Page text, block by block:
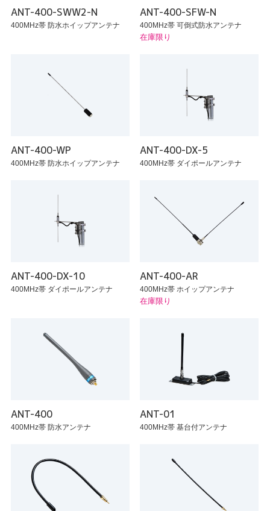
ANT-400-SWW2-N
400MHz帯 防水ホイップアンテナ
ANT-400-SFW-N
400MHz帯 可倒式防水アンテナ
在庫限り
ANT-400-WP
400MHz帯 防水ホイップアンテナ
ANT-400-DX-5
400MHz帯 ダイポールアンテナ
ANT-400-DX-10
400MHz帯 ダイポールアンテナ
ANT-400-AR
400MHz帯 ホイップアンテナ
在庫限り
ANT-400
400MHz帯 防水アンテナ
ANT-01
400MHz帯 基台付アンテナ